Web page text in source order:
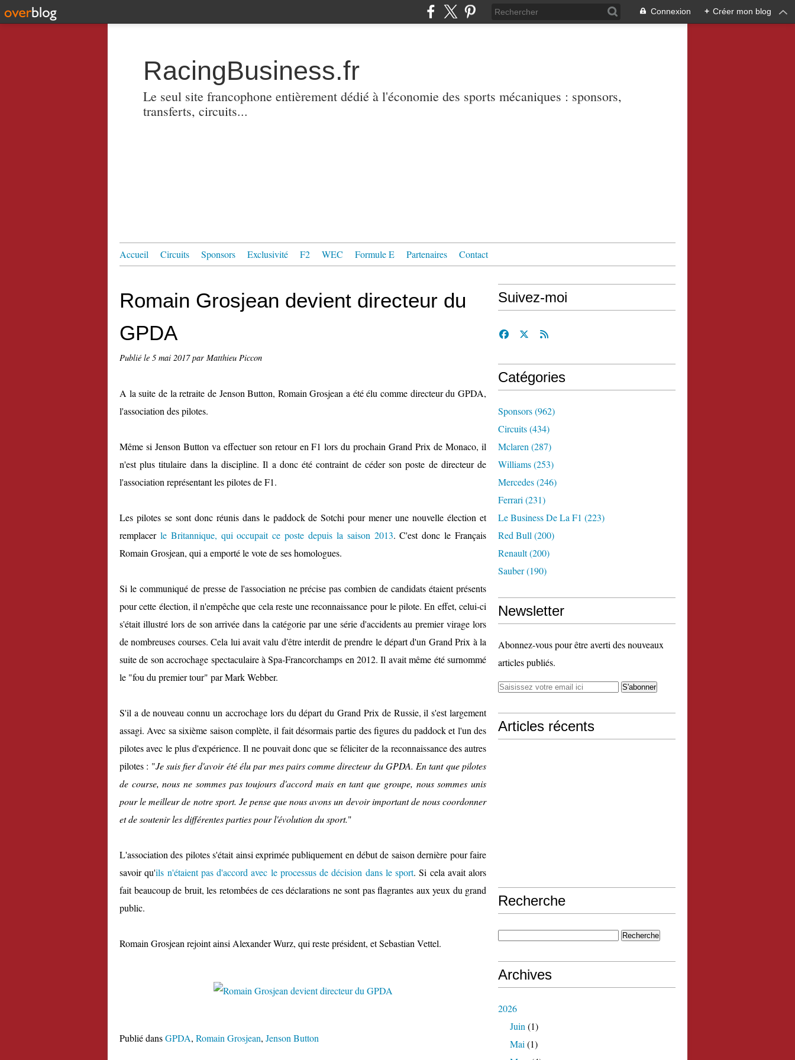
Connexion + Créer mon blog
RacingBusiness.fr
Le seul site francophone entièrement dédié à l'économie des sports mécaniques : sponsors,
transferts, circuits...
Accueil Circuits Sponsors Exclusivité F2 WEC Formule E Partenaires Contact
Romain Grosjean devient directeur du
GPDA
Publié le 5 mai 2017par Matthieu Piccon
A la suite de la retraite de Jenson Button, Romain Grosjean a été élu comme directeur du GPDA,
l'association des pilotes.
Même si Jenson Button va effectuer son retour en F1 lors du prochain Grand Prix de Monaco, il
n'est plus titulaire dans la discipline. Il a donc été contraint de céder son poste de directeur de
l'association représentant les pilotes de F1.
Les pilotes se sont donc réunis dans le paddock de Sotchi pour mener une nouvelle élection et
remplacer le Britannique, qui occupait ce poste depuis la saison 2013. C'est donc le Français
Romain Grosjean, qui a emporté le vote de ses homologues.
Si le communiqué de presse de l'association ne précise pas combien de candidats étaient présents
pour cette élection, il n'empêche que cela reste une reconnaissance pour le pilote. En effet, celui-ci
s'était illustré lors de son arrivée dans la catégorie par une série d'accidents au premier virage lors
de nombreuses courses. Cela lui avait valu d'être interdit de prendre le départ d'un Grand Prix à la
suite de son accrochage spectaculaire à Spa-Francorchamps en 2012. Il avait même été surnommé
le "fou du premier tour" par Mark Webber.
S'il a de nouveau connu un accrochage lors du départ du Grand Prix de Russie, il s'est largement
assagi. Avec sa sixième saison complète, il fait désormais partie des figures du paddock et l'un des
pilotes avec le plus d'expérience. Il ne pouvait donc que se féliciter de la reconnaissance des autres
pilotes : "Je suis fier d'avoir été élu par mes pairs comme directeur du GPDA. En tant que pilotes
de course, nous ne sommes pas toujours d'accord mais en tant que groupe, nous sommes unis
pour le meilleur de notre sport. Je pense que nous avons un devoir important de nous coordonner
et de soutenir les différentes parties pour l'évolution du sport."
L'association des pilotes s'était ainsi exprimée publiquement en début de saison dernière pour faire
savoir qu'ils n'étaient pas d'accord avec le processus de décision dans le sport. Si cela avait alors
fait beaucoup de bruit, les retombées de ces déclarations ne sont pas flagrantes aux yeux du grand
public.
Romain Grosjean rejoint ainsi Alexander Wurz, qui reste président, et Sebastian Vettel.
Publié dansGPDA, Romain Grosjean, Jenson Button
Suivez-moi
Catégories
Sponsors(962)
Circuits(434)
Mclaren (287)
Williams(253)
Mercedes(246)
Ferrari (231)
Le Business De La F1 (223)
Red Bull (200)
Renault(200)
Sauber(190)
Newsletter
Abonnez-vous pour être averti des nouveaux
articles publiés.
Articles récents
Recherche
Archives
2026
Juin (1)
Mai (1)